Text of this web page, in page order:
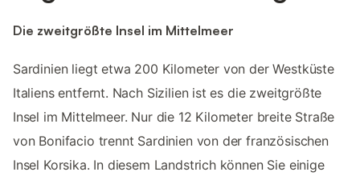
Die zweitgrößte Insel im Mittelmeer
Sardinien liegt etwa 200 Kilometer von der Westküste
Italiens entfernt. Nach Sizilien ist es die zweitgrößte
Insel im Mittelmeer. Nur die 12 Kilometer breite Straße
von Bonifacio trennt Sardinien von der französischen
Insel Korsika. In diesem Landstrich können Sie einige